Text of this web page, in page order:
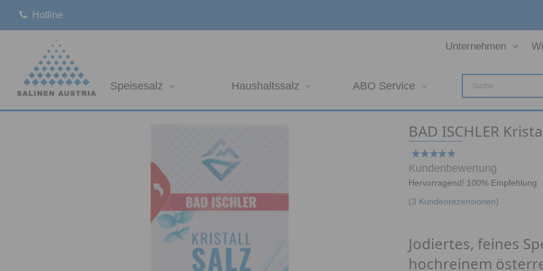
Hotline
Unternehmen
Speisesalz Haushaltssalz ABO Service
BAD ISCHLER
Kundenbewertung
Hervorragend! 100% Empfehlung
(3 Kundenrezensionen)
Jodiertes, feines
hochreinem